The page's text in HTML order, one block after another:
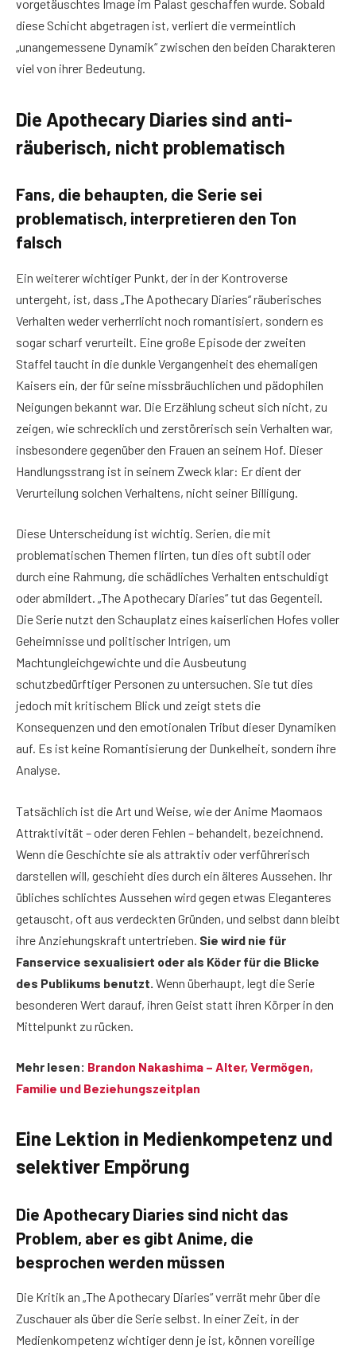
vorgetäuschtes Image im Palast geschaffen wurde. Sobald
diese Schicht abgetragen ist, verliert die vermeintlich
„unangemessene Dynamik“ zwischen den beiden Charakteren
viel von ihrer Bedeutung.
Die Apothecary Diaries sind anti-
räuberisch, nicht problematisch
Fans, die behaupten, die Serie sei
problematisch, interpretieren den Ton
falsch
Ein weiterer wichtiger Punkt, der in der Kontroverse
untergeht, ist, dass „The Apothecary Diaries“ räuberisches
Verhalten weder verherrlicht noch romantisiert, sondern es
sogar scharf verurteilt. Eine große Episode der zweiten
Staffel taucht in die dunkle Vergangenheit des ehemaligen
Kaisers ein, der für seine missbräuchlichen und pädophilen
Neigungen bekannt war. Die Erzählung scheut sich nicht, zu
zeigen, wie schrecklich und zerstörerisch sein Verhalten war,
insbesondere gegenüber den Frauen an seinem Hof. Dieser
Handlungsstrang ist in seinem Zweck klar: Er dient der
Verurteilung solchen Verhaltens, nicht seiner Billigung.
Diese Unterscheidung ist wichtig. Serien, die mit
problematischen Themen flirten, tun dies oft subtil oder
durch eine Rahmung, die schädliches Verhalten entschuldigt
oder abmildert. „The Apothecary Diaries“ tut das Gegenteil.
Die Serie nutzt den Schauplatz eines kaiserlichen Hofes voller
Geheimnisse und politischer Intrigen, um
Machtungleichgewichte und die Ausbeutung
schutzbedürftiger Personen zu untersuchen. Sie tut dies
jedoch mit kritischem Blick und zeigt stets die
Konsequenzen und den emotionalen Tribut dieser Dynamiken
auf. Es ist keine Romantisierung der Dunkelheit, sondern ihre
Analyse.
Tatsächlich ist die Art und Weise, wie der Anime Maomaos
Attraktivität – oder deren Fehlen – behandelt, bezeichnend.
Wenn die Geschichte sie als attraktiv oder verführerisch
darstellen will, geschieht dies durch ein älteres Aussehen. Ihr
übliches schlichtes Aussehen wird gegen etwas Eleganteres
getauscht, oft aus verdeckten Gründen, und selbst dann bleibt
ihre Anziehungskraft untertrieben. Sie wird nie für
Fanservice sexualisiert oder als Köder für die Blicke
des Publikums benutzt. Wenn überhaupt, legt die Serie
besonderen Wert darauf, ihren Geist statt ihren Körper in den
Mittelpunkt zu rücken.
Mehr lesen: Brandon Nakashima – Alter, Vermögen,
Familie und Beziehungszeitplan
Eine Lektion in Medienkompetenz und
selektiver Empörung
Die Apothecary Diaries sind nicht das
Problem, aber es gibt Anime, die
besprochen werden müssen
Die Kritik an „The Apothecary Diaries“ verrät mehr über die
Zuschauer als über die Serie selbst. In einer Zeit, in der
Medienkompetenz wichtiger denn je ist, können voreilige